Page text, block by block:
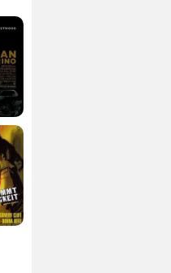
Verdammt in alle Ewigkeit Trailer OV